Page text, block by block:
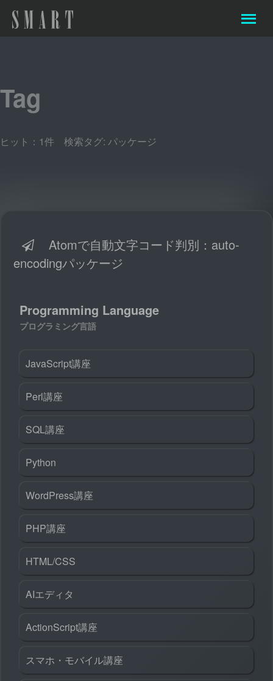
Tag
ヒット：1件 検索タグ: パッケージ
Atomで自動文字コード判別：auto-
encodingパッケージ
Programming Language
プログラミング言語
JavaScript講座
Perl講座
SQL講座
Python
WordPress講座
PHP講座
HTML/CSS
AIエディタ
ActionScript講座
スマホ・モバイル講座